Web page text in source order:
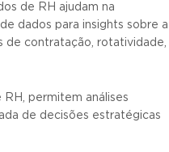
de RH ajudam na
dados para insights sobre a
de contratação, rotatividade,
permitem análises
de decisões estratégicas